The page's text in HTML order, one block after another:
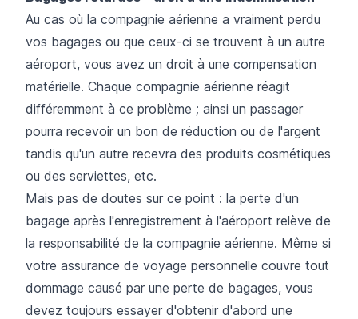
Au cas où la compagnie aérienne a vraiment perdu
vos bagages ou que ceux-ci se trouvent à un autre
aéroport, vous avez un droit à une compensation
matérielle. Chaque compagnie aérienne réagit
différemment à ce problème ; ainsi un passager
pourra recevoir un bon de réduction ou de l'argent
tandis qu'un autre recevra des produits cosmétiques
ou des serviettes, etc.
Mais pas de doutes sur ce point : la perte d'un
bagage après l'enregistrement à l'aéroport relève de
la responsabilité de la compagnie aérienne. Même si
votre assurance de voyage personnelle couvre tout
dommage causé par une perte de bagages, vous
devez toujours essayer d'obtenir d'abord une